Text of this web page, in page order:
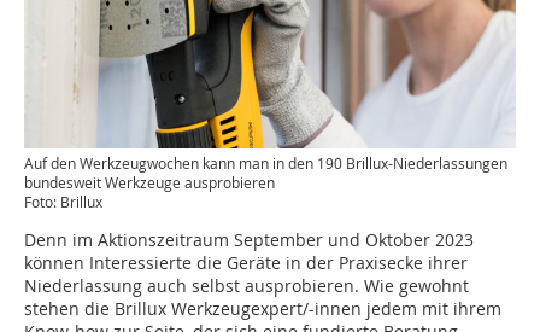
Auf den Werkzeugwochen kann man in den 190 Brillux-Niederlassungen
bundesweit Werkzeuge ausprobieren
Foto: Brillux
Denn im Aktionszeitraum September und Oktober 2023
können Interessierte die Geräte in der Praxisecke ihrer
Niederlassung auch selbst ausprobieren. Wie gewohnt
stehen die Brillux Werkzeugexpert/-innen jedem mit ihrem